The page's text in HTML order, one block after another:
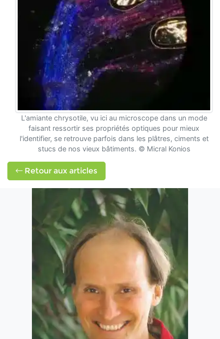
L'amiante chrysotile, vu ici au microscope dans un mode
faisant ressortir ses propriétés optiques pour mieux
l'identifier, se retrouve parfois dans les plâtres, ciments et
stucs de nos vieux bâtiments. © Micral Konios
Retour aux articles